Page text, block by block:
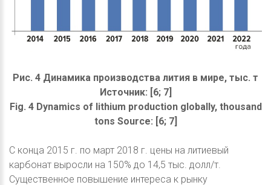
Рис. 4 Динамика производства лития в мире, тыс. т
Источник: [6; 7]
Fig. 4 Dynamics of lithium production globally, thousand
tons Source: [6; 7]
С конца 2015 г. по март 2018 г. цены на литиевый
карбонат выросли на 150% до 14,5 тыс. долл/т.
Существенное повышение интереса к рынку